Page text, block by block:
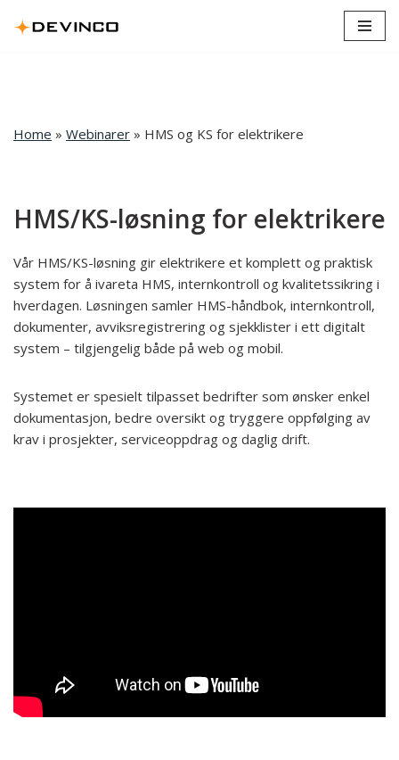
Home » Webinarer » HMS og KS for elektrikere
HMS/KS-løsning for elektrikere
Vår HMS/KS-løsning gir elektrikere et komplett og praktisk
system for å ivareta HMS, internkontroll og kvalitetssikring i
hverdagen. Løsningen samler HMS-håndbok, internkontroll,
dokumenter, avviksregistrering og sjekklister i ett digitalt
system – tilgjengelig både på web og mobil.
Systemet er spesielt tilpasset bedrifter som ønsker enkel
dokumentasjon, bedre oversikt og tryggere oppfølging av
krav i prosjekter, serviceoppdrag og daglig drift.